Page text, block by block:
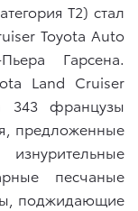
Т2) стал
Toyota Auto
Гарсена.
Land Cruiser
343 французы
предложенные
песчаные
поджидающие